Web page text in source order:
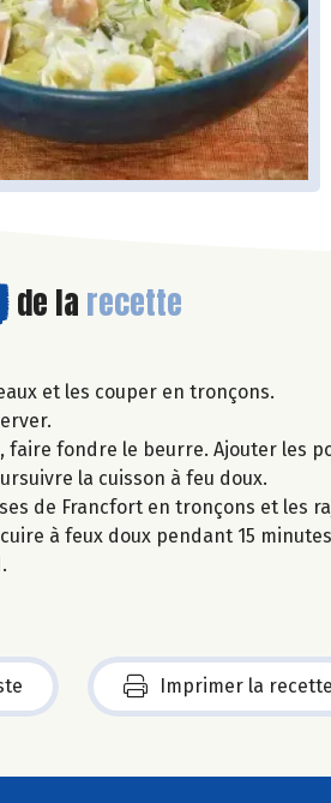
de la recette
et les couper en tronçons.
faire fondre le beurre. Ajouter les
la cuisson à feu doux.
de Francfort en tronçons et les
à feux doux pendant 15
Imprimer la recette